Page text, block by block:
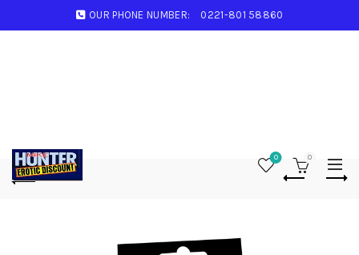
OUR PHONE NUMBER: 0221-801 58860
0 0